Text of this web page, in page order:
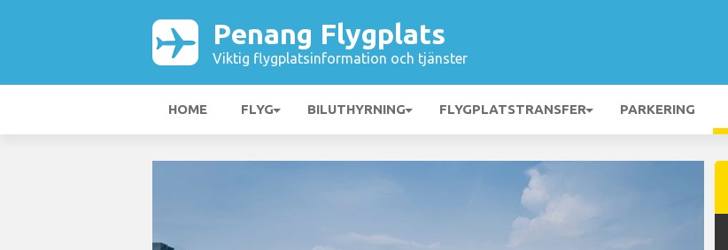
Penang Flygplats
Viktig flygplatsinformation och tjänster
HOME FLYG BILUTHYRNING FLYGPLATSTRANSFER PARKERING